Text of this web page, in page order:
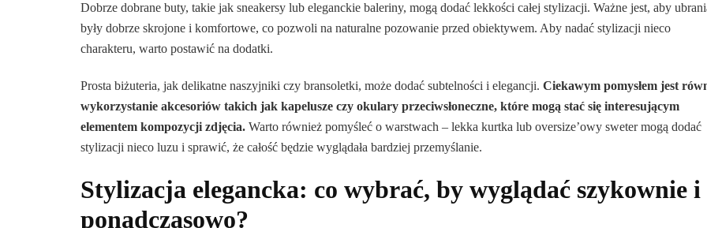
Dobrze dobrane buty, takie jak sneakersy lub eleganckie baleriny, mogą dodać lekkości całej stylizacji. Ważne jest, aby
były dobrze skrojone i komfortowe, co pozwoli na naturalne pozowanie przed obiektywem. Aby nadać stylizacji nieco
charakteru, warto postawić na dodatki.
Prosta biżuteria, jak delikatne naszyjniki czy bransoletki, może dodać subtelności i elegancji. Ciekawym pomysłem jest
wykorzystanie akcesoriów takich jak kapelusze czy okulary przeciwsłoneczne, które mogą stać się interesującym
elementem kompozycji zdjęcia. Warto również pomyśleć o warstwach – lekka kurtka lub oversize’owy sweter mogą dodać
stylizacji nieco luzu i sprawić, że całość będzie wyglądała bardziej przemyślanie.
Stylizacja elegancka: co wybrać, by wyglądać szykownie i
ponadczasowo?